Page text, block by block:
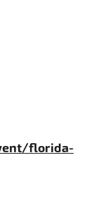
florida-